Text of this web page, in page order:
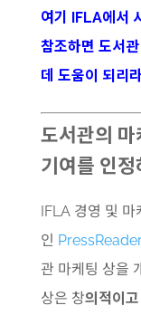
여기 IFLA에서
참조하면 도서
데 도움이 되리
도서관의 마
기여를 인
IFLA 경영 및 마
인
관 마케팅 상을
상은 창의적이